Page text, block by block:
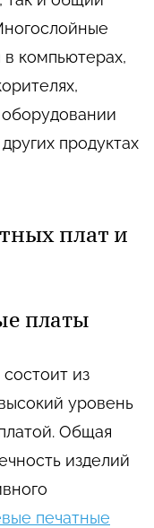
в компьютерах,
продуктах
плат и
платы
из
уровень
Общая
изделий
печатные